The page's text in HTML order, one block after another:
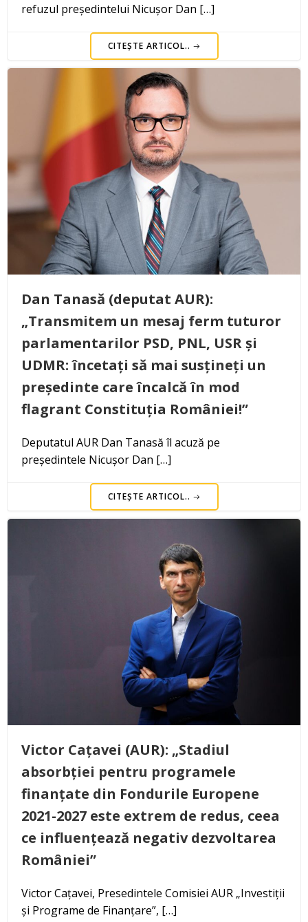
refuzul președintelui Nicușor Dan […]
CITEȘTE ARTICOL..
Dan Tanasă (deputat AUR):
„Transmitem un mesaj ferm tuturor
parlamentarilor PSD, PNL, USR și
UDMR: încetați să mai susțineți un
președinte care încalcă în mod
flagrant Constituția României!”
Deputatul AUR Dan Tanasă îl acuză pe
președintele Nicușor Dan […]
CITEȘTE ARTICOL..
Victor Cațavei (AUR): „Stadiul
absorbției pentru programele
finanțate din Fondurile Europene
2021-2027 este extrem de redus, ceea
ce influențează negativ dezvoltarea
României”
Victor Cațavei, Presedintele Comisiei AUR „Investiții
și Programe de Finanțare”, […]